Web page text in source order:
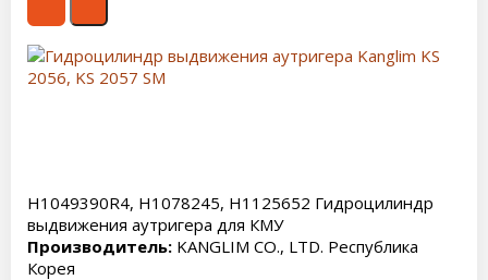
H1049390R4, H1078245, H1125652 Гидроцилиндр
выдвижения аутригера для КМУ
Производитель: KANGLIM CO., LTD. Республика
Корея